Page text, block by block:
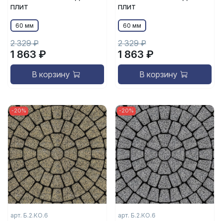
плит
60 мм
2 329 ₽
1 863 ₽
В корзину
плит
60 мм
2 329 ₽
1 863 ₽
В корзину
-20%
арт. Б.2.КО.6
-20%
арт. Б.2.КО.6